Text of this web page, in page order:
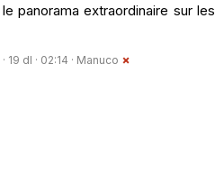
panorama extraordinaire sur les
dl · 02:14 · Manuco